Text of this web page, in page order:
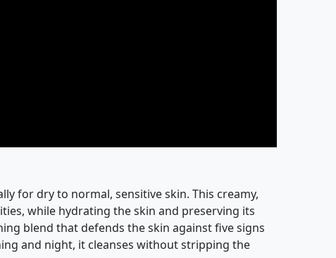
for dry to normal, sensitive skin. This creamy,
while hydrating the skin and preserving its
blend that defends the skin against five signs
and night, it cleanses without stripping the